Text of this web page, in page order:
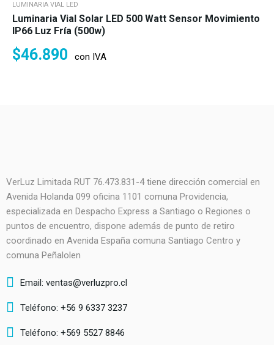
LUMINARIA VIAL LED
Luminaria Vial Solar LED 500 Watt Sensor Movimiento
IP66 Luz Fría (500w)
$46.890 con IVA
VerLuz Limitada RUT 76.473.831-4 tiene dirección comercial en
Avenida Holanda 099 oficina 1101 comuna Providencia,
especializada en Despacho Express a Santiago o Regiones o
puntos de encuentro, dispone además de punto de retiro
coordinado en Avenida España comuna Santiago Centro y
comuna Peñalolen
Email: ventas@verluzpro.cl
Teléfono: +56 9 6337 3237
Teléfono: +569 5527 8846